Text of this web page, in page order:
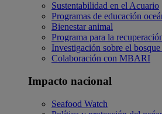
Sustentabilidad en el Acuario
Programas de educación
Bienestar animal
Programa para la
Investigación sobre el
Colaboración con MBARI
Impacto nacional
Seafood Watch